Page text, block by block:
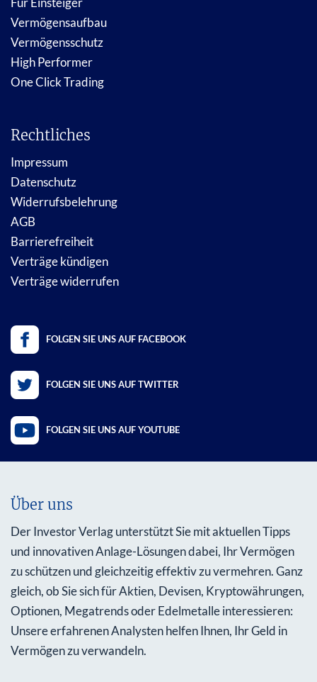
Vermögensaufbau
Vermögensschutz
High Performer
One Click Trading
Rechtliches
Impressum
Datenschutz
Widerrufsbelehrung
AGB
Barrierefreiheit
Verträge kündigen
Verträge widerrufen
FOLGEN SIE UNS AUF FACEBOOK
FOLGEN SIE UNS AUF TWITTER
FOLGEN SIE UNS AUF YOUTUBE
Über uns
Der Investor Verlag unterstützt Sie mit aktuellen Tipps
und innovativen Anlage-Lösungen dabei, Ihr Vermögen
zu schützen und gleichzeitig effektiv zu vermehren. Ganz
gleich, ob Sie sich für Aktien, Devisen, Kryptowährungen,
Optionen, Megatrends oder Edelmetalle interessieren:
Unsere erfahrenen Analysten helfen Ihnen, Ihr Geld in
Vermögen zu verwandeln.